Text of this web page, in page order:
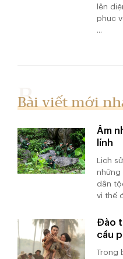
lên
phục
...
Bài viết mới
Âm
lính
Lịch
những
dân
vì thế
Đào
cầu
Trong